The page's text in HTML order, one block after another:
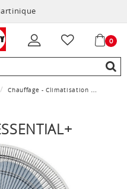
0
Chauffage - Climatisation